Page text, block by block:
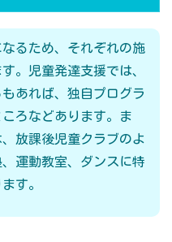
るため、それぞれの施
。児童発達支援では、
あれば、独自プログラ
ろなどあります。ま
放課後児童クラブのよ
運動教室、ダンスに特
す。